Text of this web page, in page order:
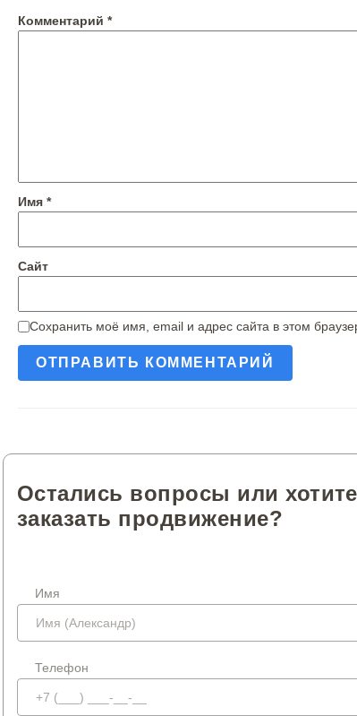
Комментарий *
Имя *
Сайт
Сохранить моё имя, email и адрес сайта в этом
Остались вопросы или хотите
заказать продвижение?
Имя
Телефон